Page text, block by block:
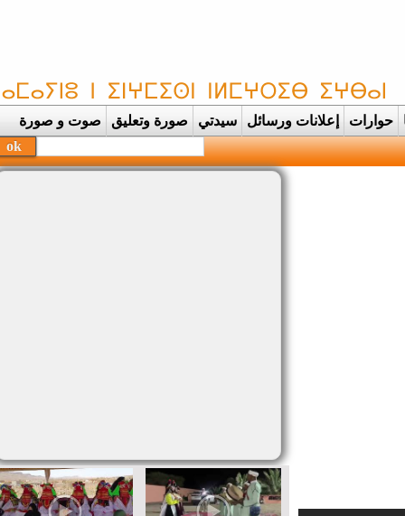
حوارات إعلانات ورسائل سيدتي صورة وتعليق صوت و صورة